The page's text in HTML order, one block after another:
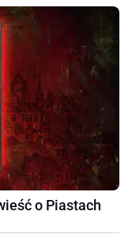
o Piastach